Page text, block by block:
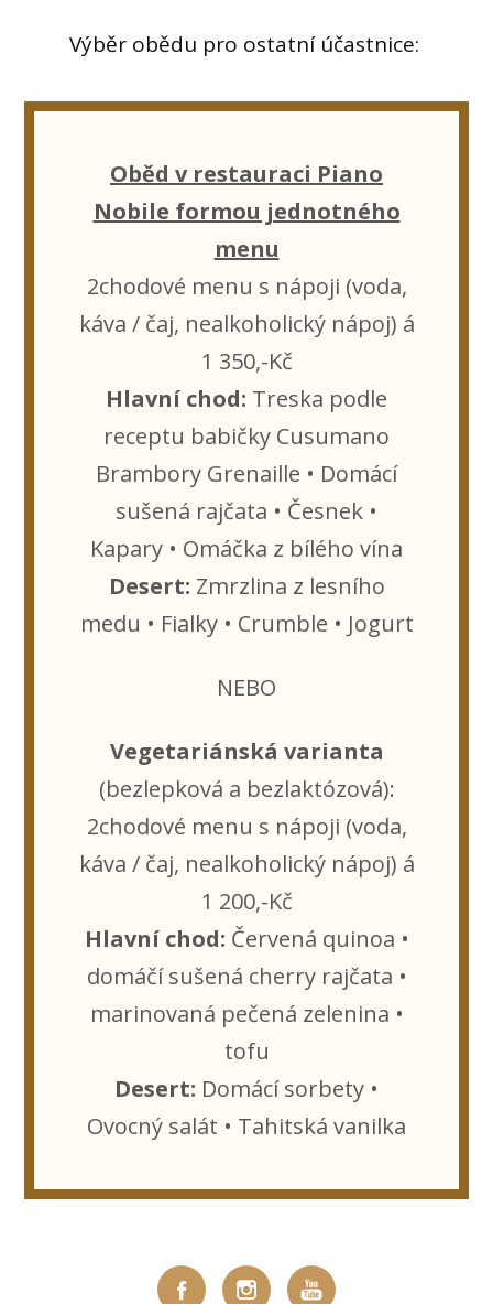
Výběr obědu pro ostatní účastnice:
Oběd v restauraci Piano
Nobile formou jednotného
menu
2chodové menu s nápoji (voda,
káva / čaj, nealkoholický nápoj) á
1 350,-Kč
Hlavní chod: Treska podle
receptu babičky Cusumano
Brambory Grenaille • Domácí
sušená rajčata • Česnek •
Kapary • Omáčka z bílého vína
Desert: Zmrzlina z lesního
medu • Fialky • Crumble • Jogurt
NEBO
Vegetariánská varianta
(bezlepková a bezlaktózová):
2chodové menu s nápoji (voda,
káva / čaj, nealkoholický nápoj) á
1 200,-Kč
Hlavní chod: Červená quinoa •
domáčí sušená cherry rajčata •
marinovaná pečená zelenina •
tofu
Desert: Domácí sorbety •
Ovocný salát • Tahitská vanilka